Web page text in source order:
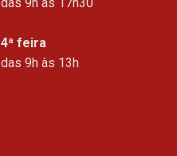
4ª feira
das 9h às 13h